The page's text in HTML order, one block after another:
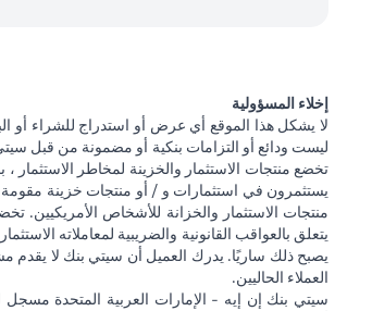
إخلاء المسؤولية
لا يشكل هذا الموقع أي عرض أو استدراج للشراء أو
ليست ودائع أو التزامات بنكية أو مضمونة من قبل
تخضع منتجات الاستثمار والخزينة لمخاطر الاستثمار
يستثمرون في استثمارات و / أو منتجات خزينة مقومة
منتجات الاستثمار والخزانة للأشخاص الأمريكيين.
يتعلق بالعواقب القانونية والضريبية لمعاملاته
يصبح ذلك ساريًا. يدرك العميل أن سيتي بنك لا يقدم
العملاء الحاليين.